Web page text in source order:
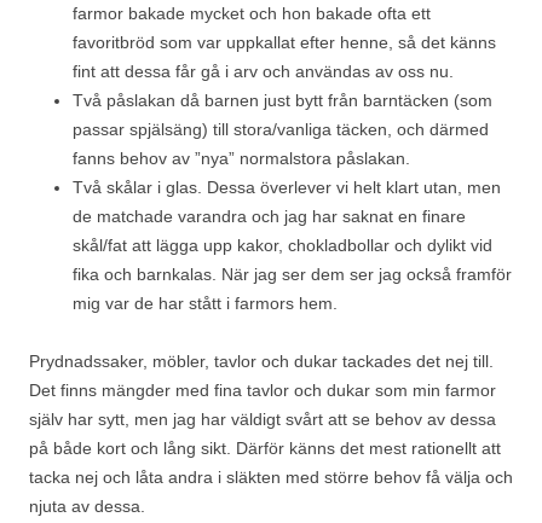
farmor bakade mycket och hon bakade ofta ett
favoritbröd som var uppkallat efter henne, så det känns
fint att dessa får gå i arv och användas av oss nu.
Två påslakan då barnen just bytt från barntäcken (som
passar spjälsäng) till stora/vanliga täcken, och därmed
fanns behov av ”nya” normalstora påslakan.
Två skålar i glas. Dessa överlever vi helt klart utan, men
de matchade varandra och jag har saknat en finare
skål/fat att lägga upp kakor, chokladbollar och dylikt vid
fika och barnkalas. När jag ser dem ser jag också framför
mig var de har stått i farmors hem.
Prydnadssaker, möbler, tavlor och dukar tackades det nej till.
Det finns mängder med fina tavlor och dukar som min farmor
själv har sytt, men jag har väldigt svårt att se behov av dessa
på både kort och lång sikt. Därför känns det mest rationellt att
tacka nej och låta andra i släkten med större behov få välja och
njuta av dessa.